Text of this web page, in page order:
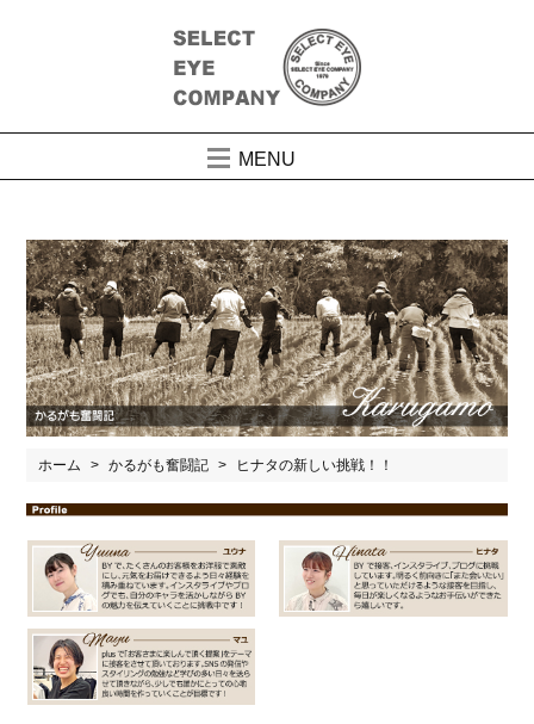
MENU
ホーム かるがも奮闘記 ヒナタの新しい挑戦！！